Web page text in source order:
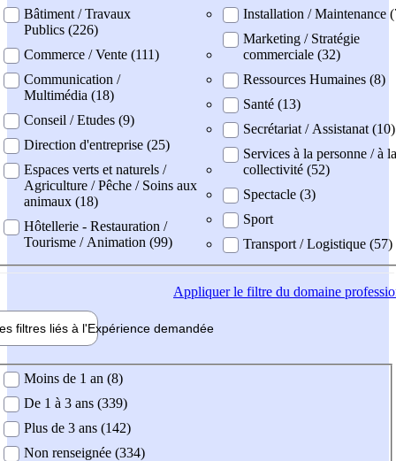
Bâtiment / Travaux
Publics (226)
Commerce / Vente (111)
Communication /
Multimédia (18)
Conseil / Etudes (9)
Direction d'entreprise (25)
Espaces verts et naturels /
Agriculture / Pêche / Soins aux
animaux (18)
Hôtellerie - Restauration /
Tourisme / Animation (99)
Installation / Maintenance
Marketing / Stratégie
commerciale (32)
Ressources Humaines (8)
Santé (13)
Secrétariat / Assistanat (10)
Services à la personne / à la
collectivité (52)
Spectacle (3)
Sport
Transport / Logistique (57)
Appliquerle filtre du domaine
filtres liés à l'Expérience demandée
demandée
Moins de 1 an (8)
De 1 à 3 ans (339)
Plus de 3 ans (142)
Non renseignée (334)